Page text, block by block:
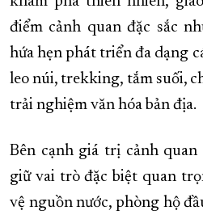
điểm cảnh quan đặc sắc
hứa hẹn phát triển đa dạng
leo núi, trekking, tắm suối,
trải nghiệm văn hóa bản địa.
Bên cạnh giá trị cảnh
giữ vai trò đặc biệt quan
vệ nguồn nước, phòng hộ